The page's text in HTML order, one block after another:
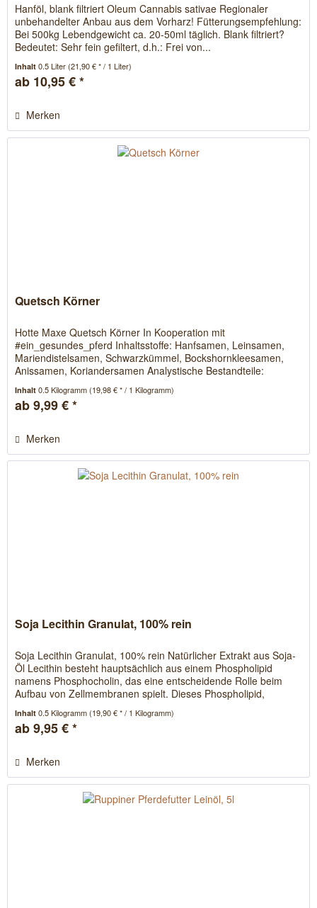
Hanföl, blank filtriert Oleum Cannabis sativae Regionaler
unbehandelter Anbau aus dem Vorharz! Fütterungsempfehlung:
Bei 500kg Lebendgewicht ca. 20-50ml täglich. Blank filtriert?
Bedeutet: Sehr fein gefiltert, d.h.: Frei von...
Inhalt0.5 Liter(21,90 € * / 1 Liter)
ab 10,95 € *
Merken
Quetsch Körner
Hotte Maxe Quetsch Körner In Kooperation mit
#ein_gesundes_pferd Inhaltsstoffe: Hanfsamen, Leinsamen,
Mariendistelsamen, Schwarzkümmel, Bockshornkleesamen,
Anissamen, Koriandersamen Analystische Bestandteile:
Inhalt0.5 Kilogramm(19,98 € * / 1 Kilogramm)
ab 9,99 € *
Merken
Soja Lecithin Granulat, 100% rein
Soja Lecithin Granulat, 100% rein Natürlicher Extrakt aus Soja-
Öl Lecithin besteht hauptsächlich aus einem Phospholipid
namens Phosphocholin, das eine entscheidende Rolle beim
Aufbau von Zellmembranen spielt. Dieses Phospholipid,
Inhalt0.5 Kilogramm(19,90 € * / 1 Kilogramm)
ab 9,95 € *
Merken